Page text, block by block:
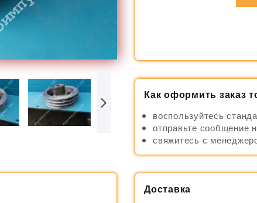
Как оформить заказ
воспользуйтесь
отправьте сообщение
свяжитесь с
Доставка